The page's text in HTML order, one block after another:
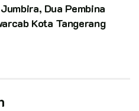
Dua Pembina
Kota Tangerang